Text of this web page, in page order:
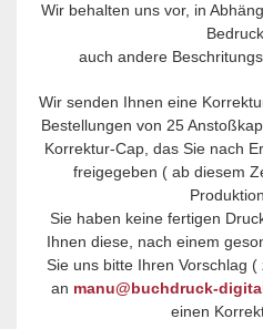
Wir behalten uns vor, in
auch andere
Wir senden Ihnen eine
Bestellungen von 25
Korrektur-Cap, das Sie nach
freigegeben ( ab diesem
Sie haben keine fertigen
Ihnen diese, nach einem
Sie uns bitte Ihren Vorschlag
an manu@buchdruck-
einen